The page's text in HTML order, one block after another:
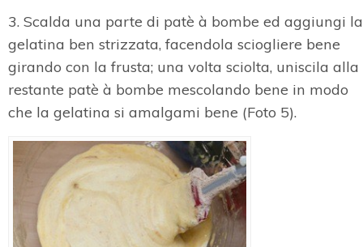
3. Scalda una parte di patè à bombe ed aggiungi la
gelatina ben strizzata, facendola sciogliere bene
girando con la frusta; una volta sciolta, uniscila alla
restante patè à bombe mescolando bene in modo
che la gelatina si amalgami bene (Foto 5).